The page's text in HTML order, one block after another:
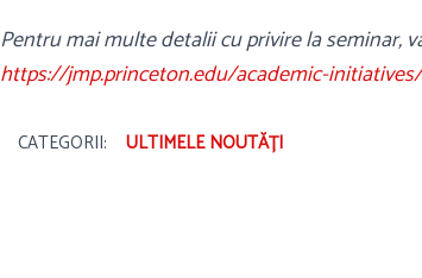
Pentru mai multe detalii cu privire la seminar,
https://jmp.princeton.edu/academic-
CATEGORII: ULTIMELE NOUTĂȚI